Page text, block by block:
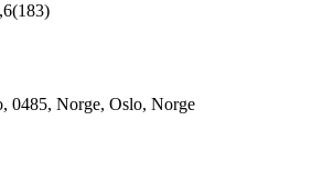
(183)
0485, Norge, Oslo, Norge